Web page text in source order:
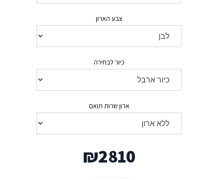
צבע הארון
כיור לבחירה
ארון שרות תואם
₪2810